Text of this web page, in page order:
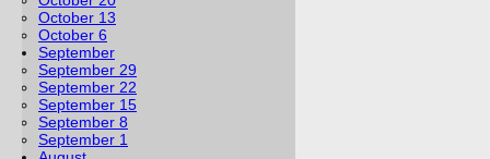
October 13
October 6
September
September 29
September 22
September 15
September 8
September 1